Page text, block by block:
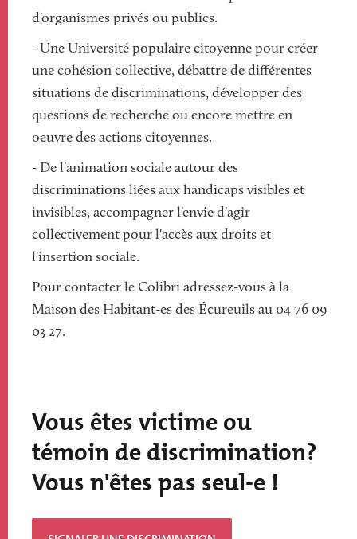
d'organismes privés ou publics.
- Une Université populaire citoyenne pour créer
une cohésion collective, débattre de différentes
situations de discriminations, développer des
questions de recherche ou encore mettre en
oeuvre des actions citoyennes.
- De l'animation sociale autour des
discriminations liées aux handicaps visibles et
invisibles, accompagner l'envie d'agir
collectivement pour l'accès aux droits et
l'insertion sociale.
Pour contacter le Colibri adressez-vous à la
Maison des Habitant-es des Écureuils au 04 76 09
03 27.
Vous êtes victime ou
témoin de discrimination?
Vous n'êtes pas seul-e !